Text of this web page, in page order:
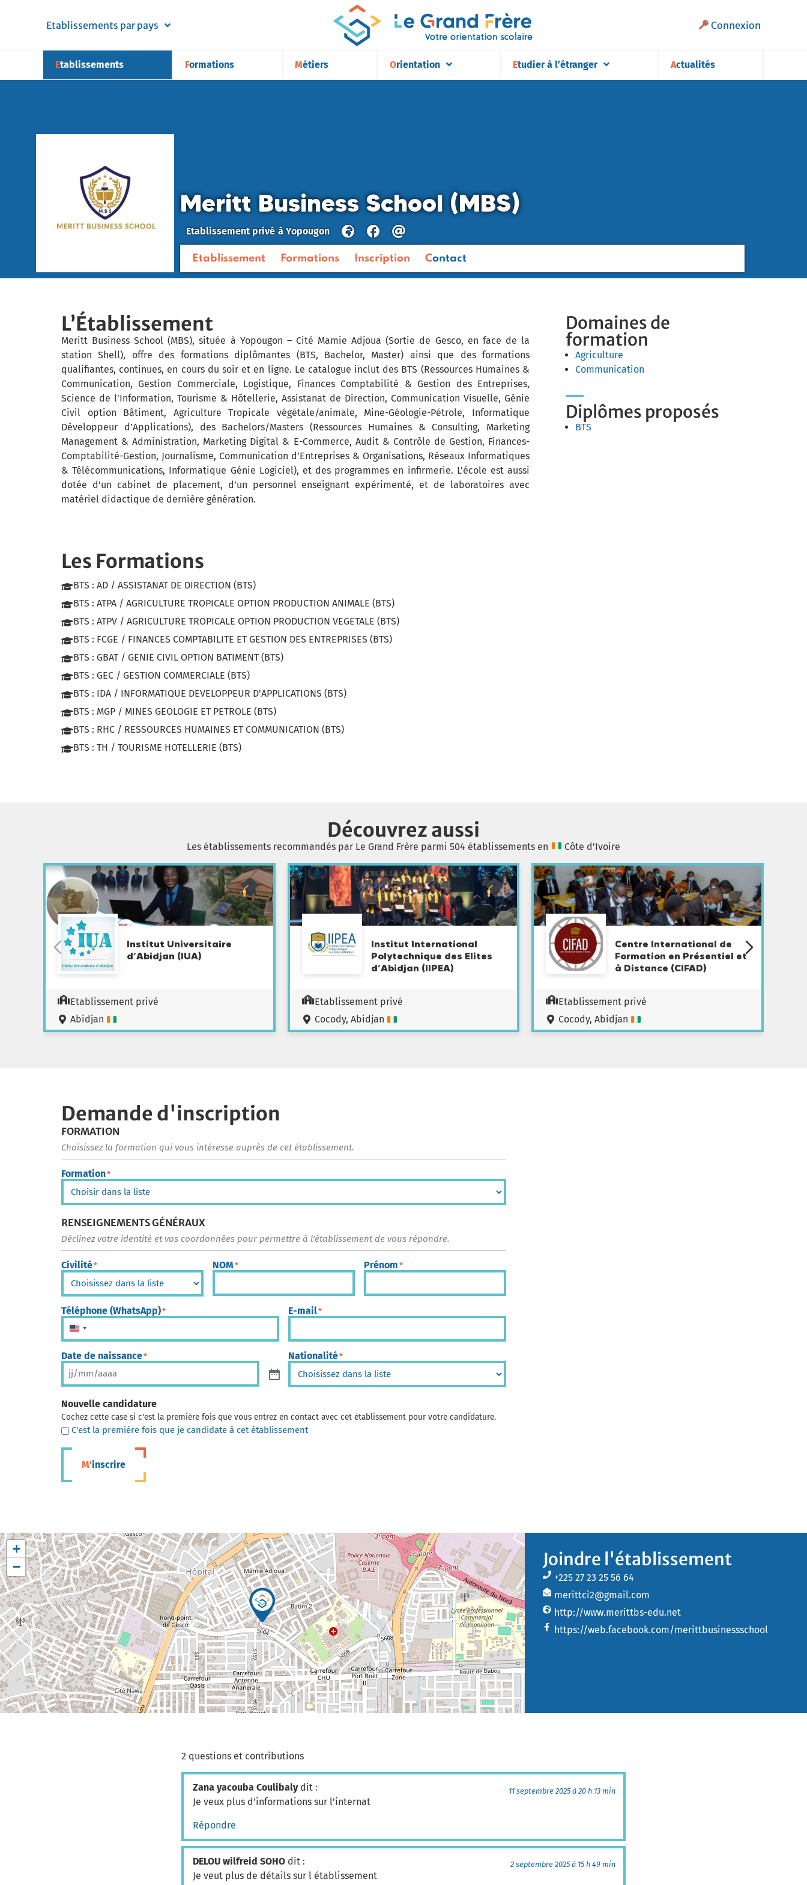
Etablissements par pays Connexion
Etablissements Formations Métiers Orientation Etudier à l’étranger Actualités
Meritt Business School (MBS)
Etablissement privé àYopougon
Etablissement Formations Inscription Contact
L’Établissement
Meritt Business School (MBS), située à Yopougon – Cité Mamie Adjoua (Sortie de Gesco, en face de la
station Shell), offre des formations diplômantes (BTS, Bachelor, Master) ainsi que des formations
qualifiantes, continues, en cours du soir et en ligne. Le catalogue inclut des BTS (Ressources Humaines &
Communication, Gestion Commerciale, Logistique, Finances Comptabilité & Gestion des Entreprises,
Science de l’Information, Tourisme & Hôtellerie, Assistanat de Direction, Communication Visuelle, Génie
Civil option Bâtiment, Agriculture Tropicale végétale/animale, Mine-Géologie-Pétrole, Informatique
Développeur d’Applications), des Bachelors/Masters (Ressources Humaines & Consulting, Marketing
Management & Administration, Marketing Digital & E-Commerce, Audit & Contrôle de Gestion, Finances-
Comptabilité-Gestion, Journalisme, Communication d’Entreprises & Organisations, Réseaux Informatiques
& Télécommunications, Informatique Génie Logiciel), et des programmes en infirmerie. L’école est aussi
dotée d’un cabinet de placement, d’un personnel enseignant expérimenté, et de laboratoires avec
matériel didactique de dernière génération.
Domaines de
formation
Agriculture
Communication
Diplômes proposés
BTS
Les Formations
BTS : AD / ASSISTANAT DE DIRECTION (BTS)
BTS : ATPA / AGRICULTURE TROPICALE OPTION PRODUCTION ANIMALE (BTS)
BTS : ATPV / AGRICULTURE TROPICALE OPTION PRODUCTION VEGETALE (BTS)
BTS : FCGE / FINANCES COMPTABILITE ET GESTION DES ENTREPRISES (BTS)
BTS : GBAT / GENIE CIVIL OPTION BATIMENT (BTS)
BTS : GEC / GESTION COMMERCIALE (BTS)
BTS : IDA / INFORMATIQUE DEVELOPPEUR D'APPLICATIONS (BTS)
BTS : MGP / MINES GEOLOGIE ET PETROLE (BTS)
BTS : RHC / RESSOURCES HUMAINES ET COMMUNICATION (BTS)
BTS : TH / TOURISME HOTELLERIE (BTS)
Découvrez aussi
Les établissements recommandés par Le Grand Frère parmi 504 établissements en Côte d’Ivoire
Institut Universitaire
d’Abidjan (IUA)
Etablissement privé
Abidjan
Institut International
Polytechnique des Elites
d’Abidjan (IIPEA)
Etablissement privé
Cocody, Abidjan
Centre International de
Formation en Présentiel et
à Distance (CIFAD)
Etablissement privé
Cocody, Abidjan
Demande d'inscription
FORMATION
Choisissez la formation qui vous intéresse auprès de cet établissement.
Formation*
RENSEIGNEMENTS GÉNÉRAUX
Déclinez votre identité et vos coordonnées pour permettre à l'établissement de vous répondre.
Civilité* NOM * Prénom *
Téléphone (WhatsApp)*
États-Unis +1
E-mail*
Date de naissance* Nationalité*
Nouvelle candidature
Cochez cette case si c'est la première fois que vous entrez en contact avec cet établissement pour votre candidature.
C'est la première fois que je candidate à cet établissement
M'inscrire
+
−
Joindre l'établissement
+225 27 23 25 56 64
merittci2@gmail.com
http://www.merittbs-edu.net
https://web.facebook.com/merittbusinessschool
2 questions et contributions
Zana yacouba Coulibaly dit : 11 septembre 2025 à 20 h 13 min
Je veux plus d’informations sur l’internat
Répondre
DELOU wilfreid SOHO dit : 2 septembre 2025 à 15 h 49 min
Je veut plus de détails sur l établissement